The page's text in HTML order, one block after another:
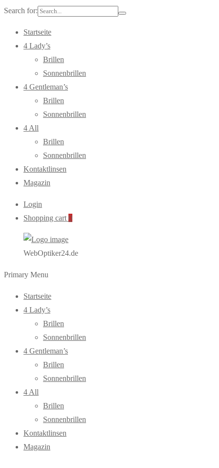
Search for:
Startseite
4 Lady’s
Brillen
Sonnenbrillen
4 Gentleman’s
Brillen
Sonnenbrillen
4 All
Brillen
Sonnenbrillen
Kontaktlinsen
Magazin
Login
Shopping cart 0
WebOptiker24.de
Primary Menu
Startseite
4 Lady’s
Brillen
Sonnenbrillen
4 Gentleman’s
Brillen
Sonnenbrillen
4 All
Brillen
Sonnenbrillen
Kontaktlinsen
Magazin